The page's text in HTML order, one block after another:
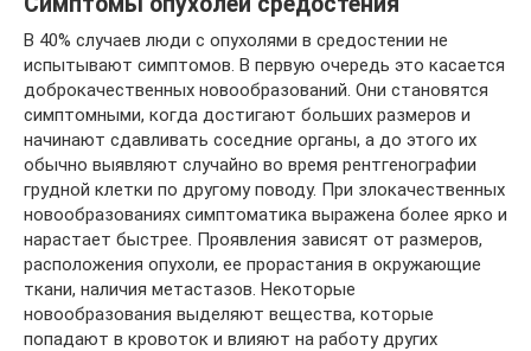
В 40% случаев люди с опухолями в средостении не
испытывают симптомов. В первую очередь это касается
доброкачественных новообразований. Они становятся
симптомными, когда достигают больших размеров и
начинают сдавливать соседние органы, а до этого их
обычно выявляют случайно во время рентгенографии
грудной клетки по другому поводу. При злокачественных
новообразованиях симптоматика выражена более ярко и
нарастает быстрее. Проявления зависят от размеров,
расположения опухоли, ее прорастания в окружающие
ткани, наличия метастазов. Некоторые
новообразования выделяют вещества, которые
попадают в кровоток и влияют на работу других